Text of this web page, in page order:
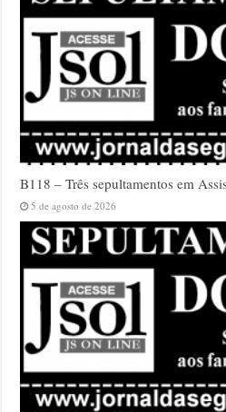
B118 – Três sepultamentos em
5 de agosto de 2026